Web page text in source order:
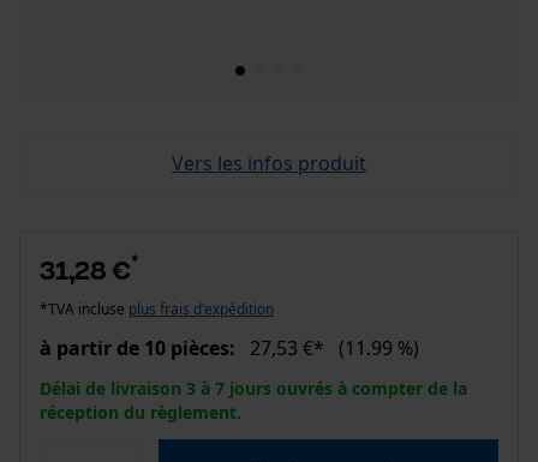
Vers les infos produit
31,28 €*
*TVA incluse plus frais d'expédition
à partir de 10 pièces: 27,53 €* (11.99 %)
Délai de livraison 3 à 7 jours ouvrés à compter de la
réception du règlement.